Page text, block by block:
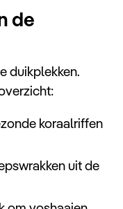
de
duikplekken.
koraalriffen
uit de